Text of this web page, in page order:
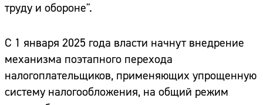
труду и обороне".
С 1 января 2025 года власти начнут внедрение
механизма поэтапного перехода
налогоплательщиков, применяющих упрощенную
систему налогообложения, на общий режим